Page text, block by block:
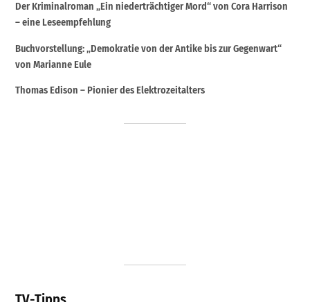
Der Kriminalroman „Ein niederträchtiger Mord“ von Cora Harrison
– eine Leseempfehlung
Buchvorstellung: „Demokratie von der Antike bis zur Gegenwart“
von Marianne Eule
Thomas Edison – Pionier des Elektrozeitalters